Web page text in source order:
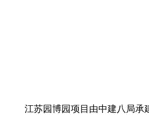
江苏园博园项目由中建八局承